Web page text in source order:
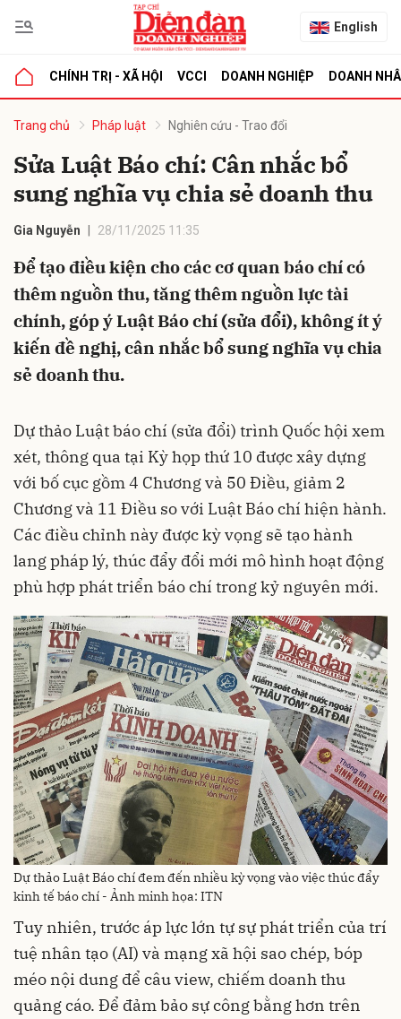
English
CHÍNH TRỊ - XÃ HỘI VCCI DOANH NGHIỆP DOANH
Trang chủ Pháp luật Nghiên cứu - Trao đổi
Sửa Luật Báo chí: Cân nhắc bổ
sung nghĩa vụ chia sẻ doanh thu
Gia Nguyễn 28/11/2025 11:35
Để tạo điều kiện cho các cơ quan báo chí có
thêm nguồn thu, tăng thêm nguồn lực tài
chính, góp ý Luật Báo chí (sửa đổi), không ít ý
kiến đề nghị, cân nhắc bổ sung nghĩa vụ chia
sẻ doanh thu.
Dự thảo Luật báo chí (sửa đổi) trình Quốc hội xem
xét, thông qua tại Kỳ họp thứ 10 được xây dựng
với bố cục gồm 4 Chương và 50 Điều, giảm 2
Chương và 11 Điều so với Luật Báo chí hiện hành.
Các điều chỉnh này được kỳ vọng sẽ tạo hành
lang pháp lý, thúc đẩy đổi mới mô hình hoạt động
phù hợp phát triển báo chí trong kỷ nguyên mới.
Dự thảo Luật Báo chí đem đến nhiều kỳ vọng vào việc thúc đẩy
kinh tế báo chí - Ảnh minh họa: ITN
Tuy nhiên, trước áp lực lớn tự sự phát triển của trí
tuệ nhân tạo (AI) và mạng xã hội sao chép, bóp
méo nội dung để câu view, chiếm doanh thu
quảng cáo. Để đảm bảo sự công bằng hơn trên
luận
Hủy